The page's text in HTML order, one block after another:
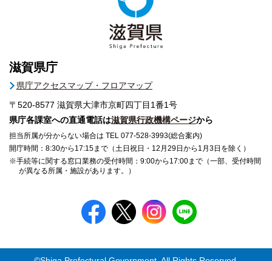
滋賀県庁
県庁アクセスマップ・フロアマップ
〒520-8577 滋賀県大津市京町四丁目1番1号
県庁各課室への直通電話は滋賀県行政機構ページから
担当所属が分からない場合は TEL 077-528-3993(総合案内)
開庁時間：8:30から17:15まで（土日祝日・12月29日から1月3日を除く）
※手続等に関する窓口業務の受付時間：9:00から17:00まで（一部、受付時間
が異なる所属・施設があります。）